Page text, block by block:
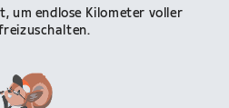
um endlose Kilometer voller